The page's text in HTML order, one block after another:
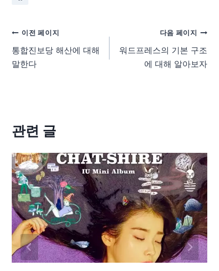
이전 페이지
통합진보당 해산에 대해
말한다
다음 페이지
워드프레스의 기본 구조
에 대해 알아보자
관련 글